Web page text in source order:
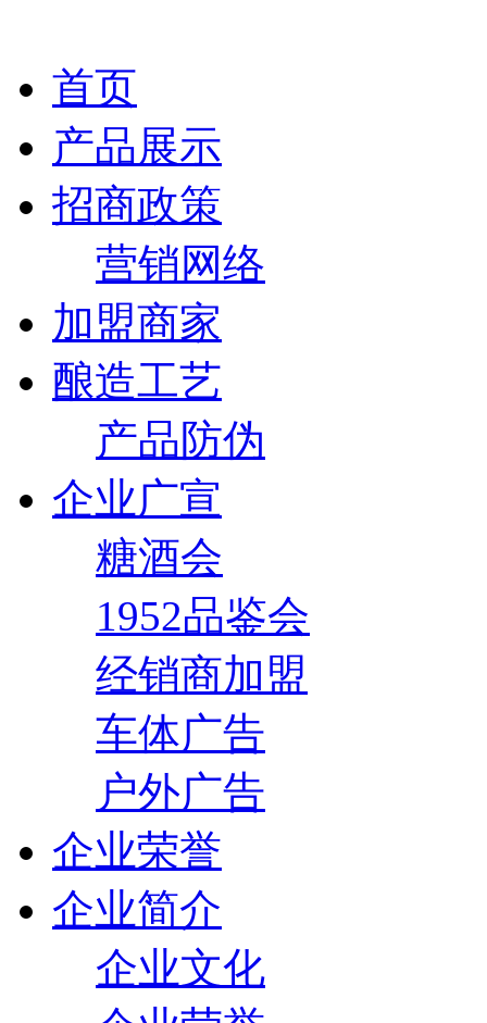
首页
产品展示
招商政策
营销网络
加盟商家
酿造工艺
产品防伪
企业广宣
糖酒会
1952品鉴会
经销商加盟
车体广告
户外广告
企业荣誉
企业简介
企业文化